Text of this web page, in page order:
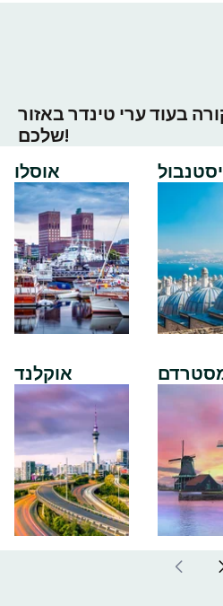
בעוד ערי טינדר באזור
שלכם!
אוסלו
אוקלנד